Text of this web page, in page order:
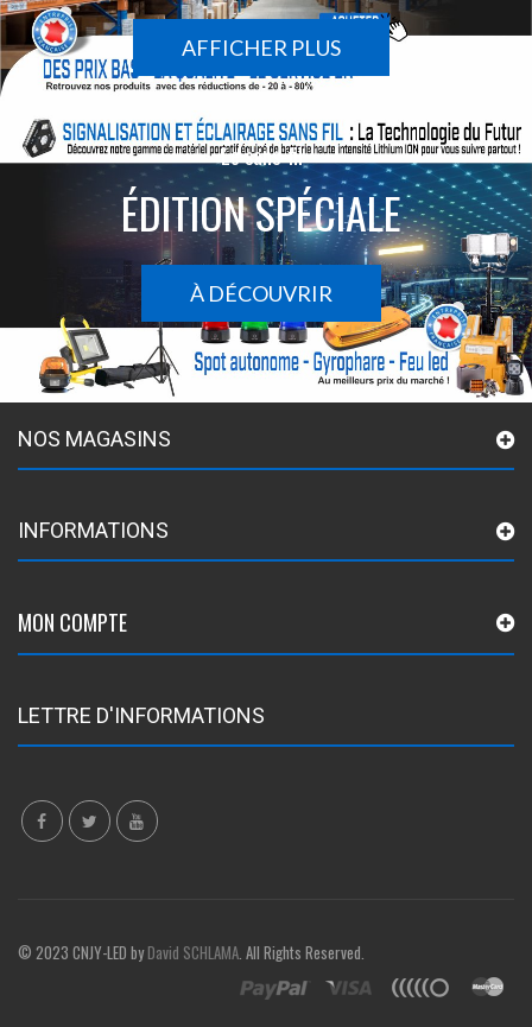
AFFICHER PLUS
Le sans-fil
ÉDITION SPÉCIALE
À DÉCOUVRIR
NOS MAGASINS
INFORMATIONS
MON COMPTE
LETTRE D'INFORMATIONS
© 2023 CNJY-LED byDavid SCHLAMA . All Rights Reserved.